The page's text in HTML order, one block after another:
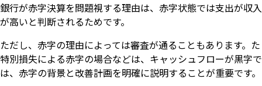
銀行が赤字決算を問題視する理由は、赤字状態では支出が収
が高いと判断されるためです。
ただし、赤字の理由によっては審査が通ることもあります。
特別損失による赤字の場合などは、キャッシュフローが黒字
は、赤字の背景と改善計画を明確に説明することが重要です。